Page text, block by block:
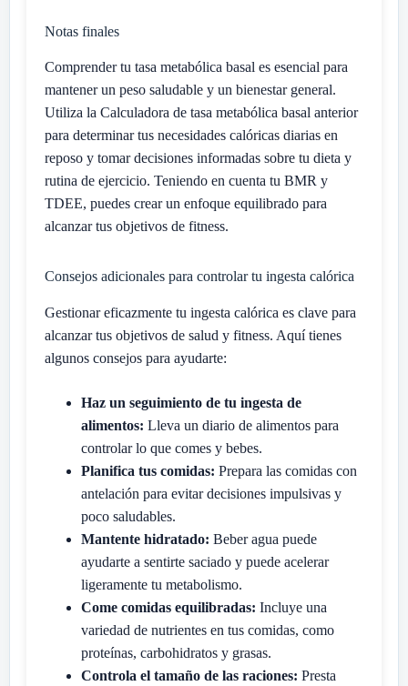
Notas finales
Comprender tu tasa metabólica basal es esencial para
mantener un peso saludable y un bienestar general.
Utiliza la Calculadora de tasa metabólica basal anterior
para determinar tus necesidades calóricas diarias en
reposo y tomar decisiones informadas sobre tu dieta y
rutina de ejercicio. Teniendo en cuenta tu BMR y
TDEE, puedes crear un enfoque equilibrado para
alcanzar tus objetivos de fitness.
Consejos adicionales para controlar tu ingesta calórica
Gestionar eficazmente tu ingesta calórica es clave para
alcanzar tus objetivos de salud y fitness. Aquí tienes
algunos consejos para ayudarte:
Haz un seguimiento de tu ingesta de
alimentos: Lleva un diario de alimentos para
controlar lo que comes y bebes.
Planifica tus comidas: Prepara las comidas con
antelación para evitar decisiones impulsivas y
poco saludables.
Mantente hidratado: Beber agua puede
ayudarte a sentirte saciado y puede acelerar
ligeramente tu metabolismo.
Come comidas equilibradas: Incluye una
variedad de nutrientes en tus comidas, como
proteínas, carbohidratos y grasas.
Controla el tamaño de las raciones: Presta